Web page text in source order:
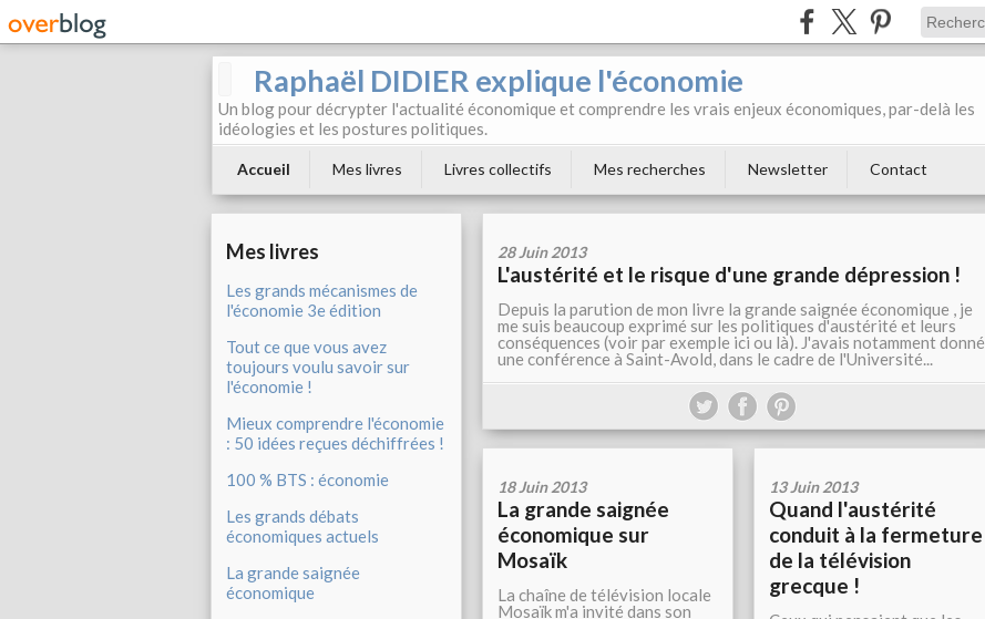
Raphaël DIDIER explique l'économie
Un blog pour décrypter l'actualité économique et comprendre les vrais enjeux économiques, par-delà les
idéologies et les postures politiques.
Accueil Mes livres Livres collectifs Mes recherches Newsletter Contact
Mes livres
Les grands mécanismes de
l'économie 3e édition
Tout ce que vous avez
toujours voulu savoir sur
l'économie !
Mieux comprendre l'économie
: 50 idées reçues déchiffrées !
100 % BTS : économie
Les grands débats
économiques actuels
La grande saignée
économique
28 Juin 2013
L'austérité et le risque d'une grande dépression !
Depuis la parution de mon livre la grande saignée économique , je
me suis beaucoup exprimé sur les politiques d'austérité et leurs
conséquences (voir par exemple ici ou là). J'avais notamment donné
une conférence à Saint-Avold, dans le cadre de l'Université...
18 Juin 2013
La grande saignée
économique sur
Mosaïk
La chaîne de télévision locale
Mosaïk m'a invité dans son
13 Juin 2013
Quand l'austérité
conduit à la fermeture
de la télévision
grecque !